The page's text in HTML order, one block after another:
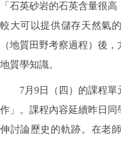
「石英砂岩的石英含量很
較大可以提供儲存天然氣
（地質田野考察過程）後
地質學知識。
7月9日（四）的課程單
作」。課程內容延續昨日
伸討論歷史的軌跡。在老